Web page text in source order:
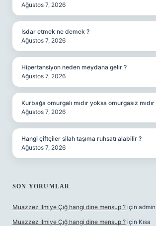
Ağustos 7, 2026
Isdar etmek ne demek ?
Ağustos 7, 2026
Hipertansiyon neden meydana gelir ?
Ağustos 7, 2026
Kurbağa omurgalı mıdır yoksa omurgasız mıdır
Ağustos 7, 2026
Hangi çiftçiler silah taşıma ruhsatı alabilir ?
Ağustos 7, 2026
SON YORUMLAR
Muazzez İlmiye Çığ hangi dine mensup ? için admin
Muazzez İlmiye Çığ hangi dine mensup ? için Kısa